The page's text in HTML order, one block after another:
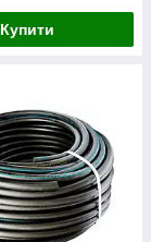
Купити